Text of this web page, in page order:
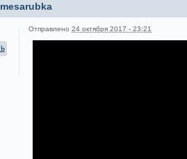
mesarubka
Отправлено 24 октября 2017 - 23:21